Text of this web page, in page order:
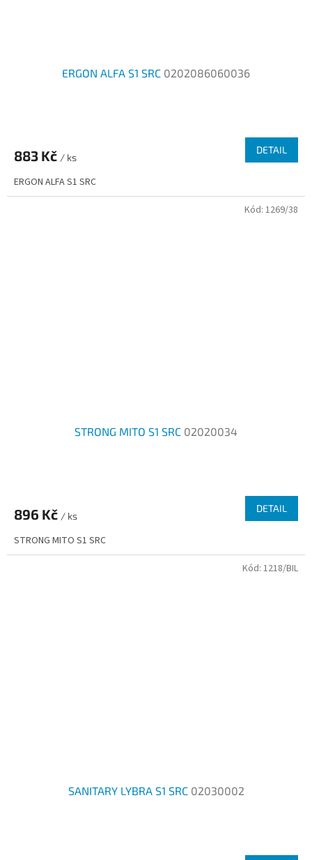
ERGON ALFA S1 SRC 0202086060036
883 Kč / ks
DETAIL
ERGON ALFA S1 SRC
STRONG MITO S1 SRC 02020034
896 Kč / ks
DETAIL
STRONG MITO S1 SRC
Kód: 1269/38
SANITARY LYBRA S1 SRC 02030002
Kód: 1218/BIL